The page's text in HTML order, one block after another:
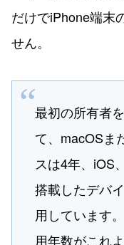
だけでiPhone端末
せん。
最初の所有者
て、macOSま
スは4年、iOS
搭載したデバ
用しています
用年数がこれ